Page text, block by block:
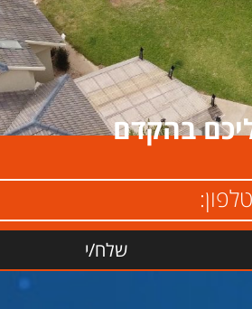
בהקדם